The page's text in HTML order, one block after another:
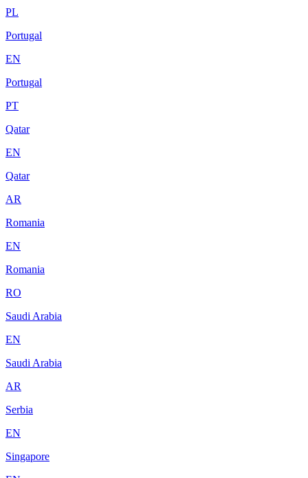
PL
Portugal
EN
Portugal
PT
Qatar
EN
Qatar
AR
Romania
EN
Romania
RO
Saudi Arabia
EN
Saudi Arabia
AR
Serbia
EN
Singapore